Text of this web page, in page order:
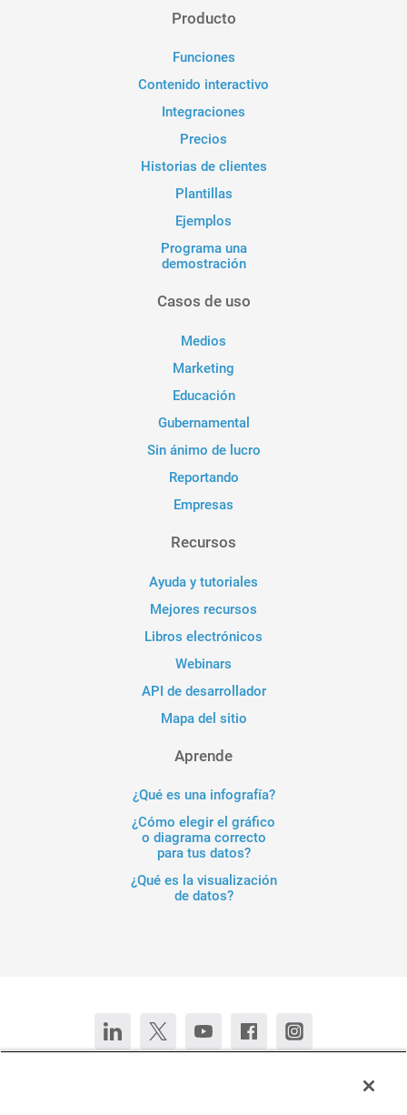
Producto
Funciones
Contenido interactivo
Integraciones
Precios
Historias de clientes
Plantillas
Ejemplos
Programa una
demostración
Casos de uso
Medios
Marketing
Educación
Gubernamental
Sin ánimo de lucro
Reportando
Empresas
Recursos
Ayuda y tutoriales
Mejores recursos
Libros electrónicos
Webinars
API de desarrollador
Mapa del sitio
Aprende
¿Qué es una infografía?
¿Cómo elegir el gráfico
o diagrama correcto
para tus datos?
¿Qué es la visualización
de datos?